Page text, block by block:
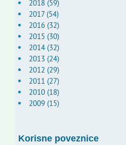
2018 (59)
2017 (54)
2016 (32)
2015 (30)
2014 (32)
2013 (24)
2012 (29)
2011 (27)
2010 (18)
2009 (15)
Korisne poveznice